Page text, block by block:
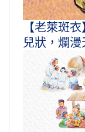
【老萊斑
兒狀，爛漫